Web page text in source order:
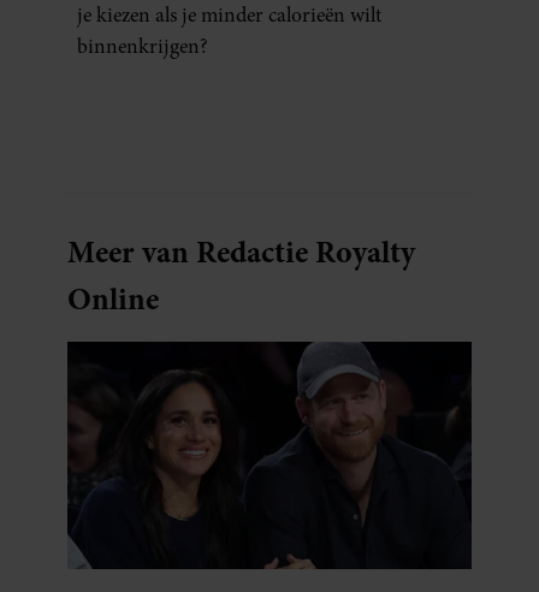
je kiezen als je minder calorieën wilt
binnenkrijgen?
Meer van Redactie Royalty
Online